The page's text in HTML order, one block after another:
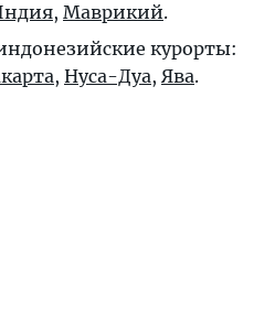
, Маврикий.
курорты:
, Нуса-Дуа, Ява.